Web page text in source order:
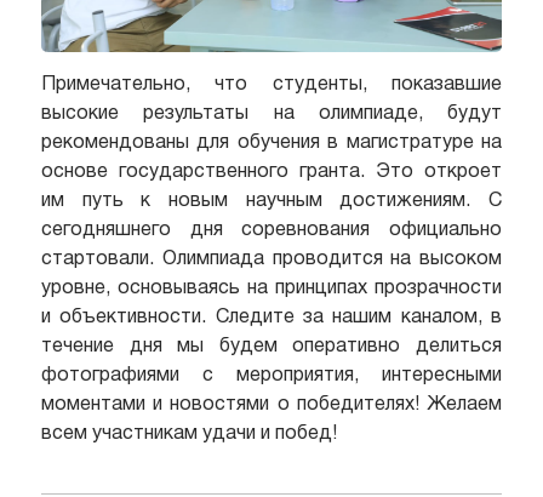
Примечательно, что студенты, показавшие
высокие результаты на олимпиаде, будут
рекомендованы для обучения в магистратуре на
основе государственного гранта. Это откроет
им путь к новым научным достижениям. С
сегодняшнего дня соревнования официально
стартовали. Олимпиада проводится на высоком
уровне, основываясь на принципах прозрачности
и объективности. Следите за нашим каналом, в
течение дня мы будем оперативно делиться
фотографиями с мероприятия, интересными
моментами и новостями о победителях! Желаем
всем участникам удачи и побед!